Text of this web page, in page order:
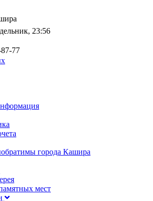
23:56
77
города Кашира
мест